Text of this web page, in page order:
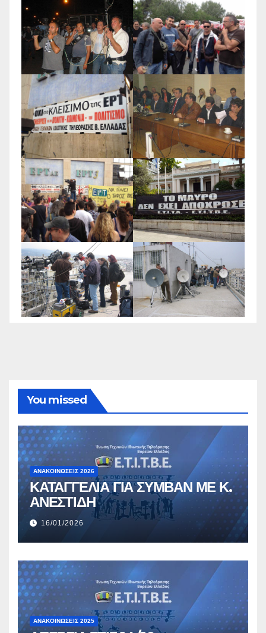
You missed
ΑΝΑΚΟΙΝΏΣΕΙΣ 2026
ΚΑΤΑΓΓΕΛΙΑ ΓΙΑ ΣΥΜΒΑΝ ΜΕ Κ.
ΑΝΕΣΤΙΔΗ
16/01/2026
ΑΝΑΚΟΙΝΏΣΕΙΣ 2025